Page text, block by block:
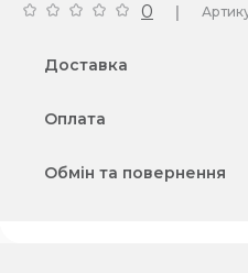
0 |
Доставка
Оплата
Обмін та повернення